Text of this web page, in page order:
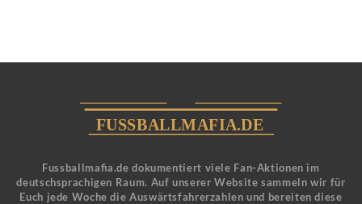
Fussballmafia.de dokumentiert viele Fan-Aktionen im
deutschsprachigen Raum. Auf unserer Website sammeln wir für
Euch jede Woche die Auswärtsfahrerzahlen und bereiten diese